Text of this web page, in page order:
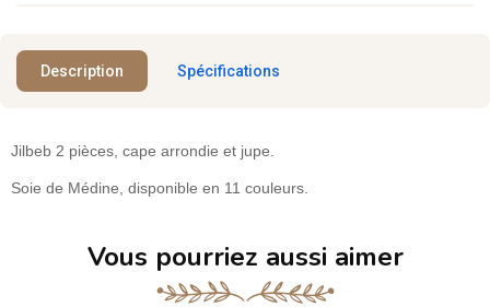
Description Spécifications
Jilbeb 2 pièces, cape arrondie et jupe.
Soie de Médine, disponible en 11 couleurs.
Vous pourriez aussi aimer